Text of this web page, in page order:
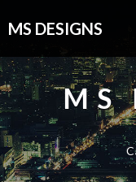
MS DESIGNS
MS